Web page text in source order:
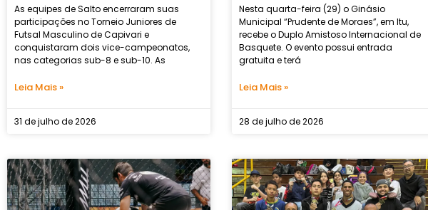
As equipes de Salto encerraram suas
participações no Torneio Juniores de
Futsal Masculino de Capivari e
conquistaram dois vice-campeonatos,
nas categorias sub-8 e sub-10. As
Leia Mais »
31 de julho de 2026
Nesta quarta-feira (29) o Ginásio
Municipal “Prudente de Moraes”, em Itu,
recebe o Duplo Amistoso Internacional de
Basquete. O evento possui entrada
gratuita e terá
Leia Mais »
28 de julho de 2026